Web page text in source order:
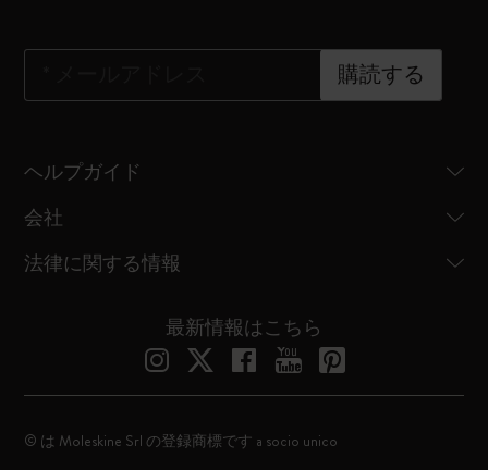
購読する
ヘルプガイド
会社
法律に関する情報
最新情報はこちら
© は Moleskine Srl の登録商標です a socio unico